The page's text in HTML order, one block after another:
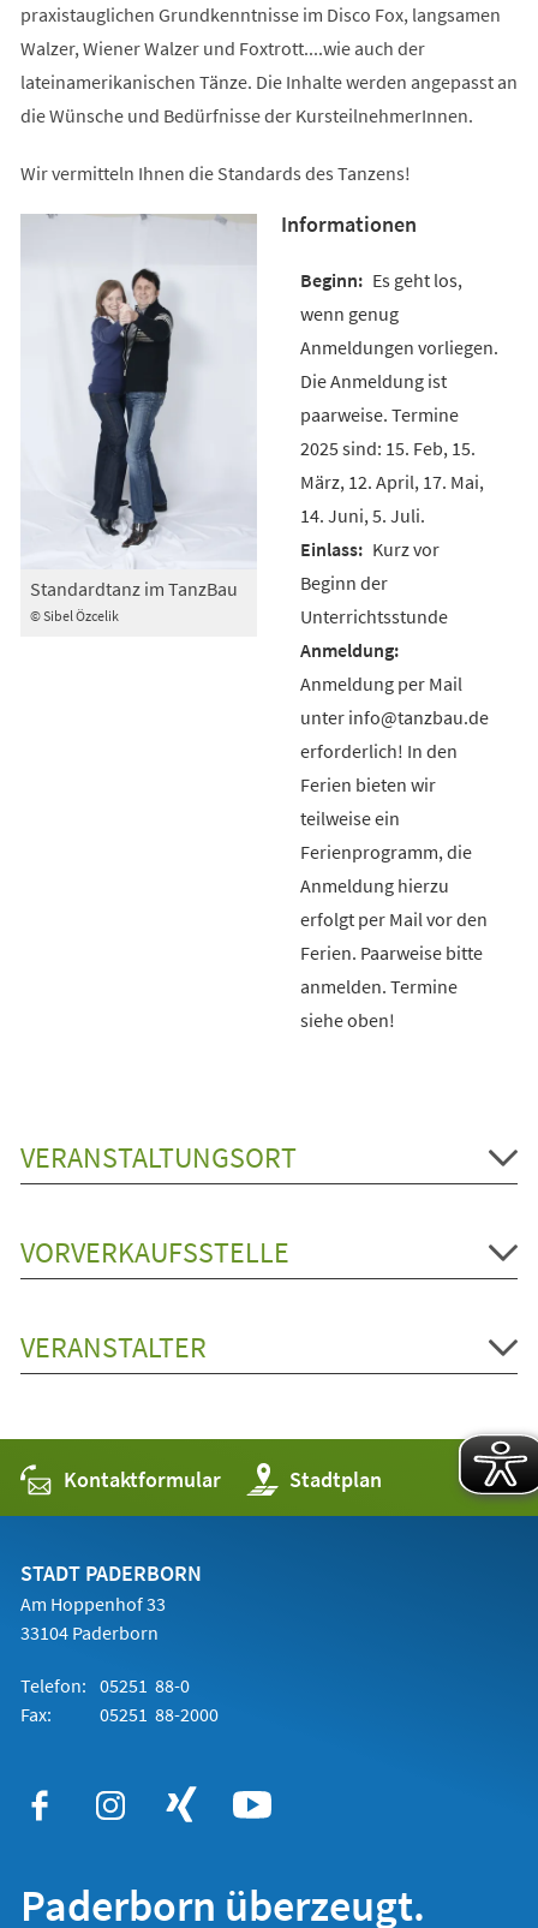
praxistauglichen Grundkenntnisse im Disco Fox, langsamen
Walzer, Wiener Walzer und Foxtrott....wie auch der
lateinamerikanischen Tänze. Die Inhalte werden angepasst an
die Wünsche und Bedürfnisse der KursteilnehmerInnen.
Wir vermitteln Ihnen die Standards des Tanzens!
© Sibel Özcelik
Standardtanz im TanzBau
Informationen
Es geht los,
wenn genug
Anmeldungen vorliegen.
Die Anmeldung ist
paarweise. Termine
2025 sind: 15. Feb, 15.
März, 12. April, 17. Mai,
14. Juni, 5. Juli.
Kurz vor
Beginn der
Unterrichtsstunde
Anmeldung per Mail
unter info@tanzbau.de
erforderlich! In den
Ferien bieten wir
teilweise ein
Ferienprogramm, die
Anmeldung hierzu
erfolgt per Mail vor den
Ferien. Paarweise bitte
anmelden. Termine
siehe oben!
VERANSTALTUNGSORT
VORVERKAUFSSTELLE
VERANSTALTER
Kontaktformular Stadtplan
(Öffnet
in
einem
STADT PADERBORN
Am Hoppenhof 33
33104 Paderborn
Telefon: 05251 88-0
Fax:
05251 88-2000
Paderborn überzeugt.